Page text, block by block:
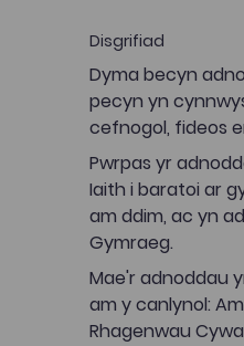
Disgrifiad
Dyma becyn
pecyn yn
cefnogol, fideos
Pwrpas yr
Iaith i baratoi ar
am ddim, ac yn
Gymraeg.
Mae'r adnoddau
am y canlynol:
Rhagenwau